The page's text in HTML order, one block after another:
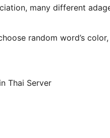
many different
word’s color,
Thai Server